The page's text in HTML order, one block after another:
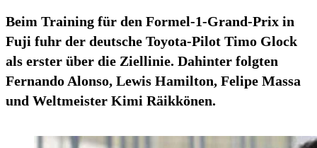
Beim Training für den Formel-1-Grand-Prix in
Fuji fuhr der deutsche Toyota-Pilot Timo Glock
als erster über die Ziellinie. Dahinter folgten
Fernando Alonso, Lewis Hamilton, Felipe Massa
und Weltmeister Kimi Räikkönen.